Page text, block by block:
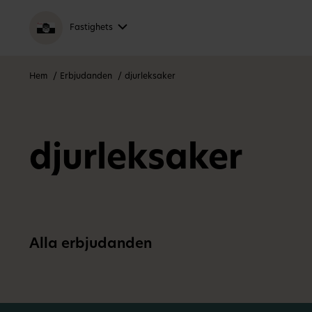
Fastighets
Hem Erbjudanden djurleksaker
djurleksaker
Alla erbjudanden